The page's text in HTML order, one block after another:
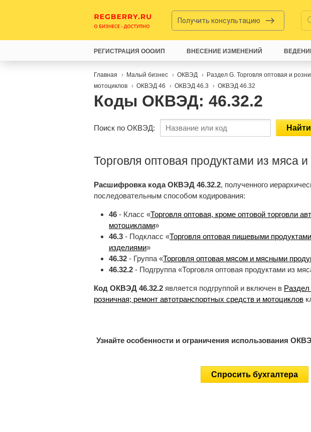
Получить консультацию
Главная Малый бизнес ОКВЭД
Раздел G. Торговля оптовая и
мотоциклов
ОКВЭД 46 ОКВЭД 46.3 ОКВЭД 46.32
Коды ОКВЭД: 46.32.2
Поиск по ОКВЭД: Найти
Торговля оптовая продуктами из мяса
Расшифровка кода ОКВЭД 46.32.2, полученного
последовательным способом кодирования:
46 - Класс «Торговля оптовая, кроме оптовой торговли
мотоциклами»
46.3 - Подкласс «Торговля оптовая пищевыми
изделиями»
46.32 - Группа «Торговля оптовая мясом и мясными
46.32.2 - Подгруппа «Торговля оптовая продуктами из
Код ОКВЭД 46.32.2 является подгруппой и включен в Раздел
розничная; ремонт автотранспортных средств и мотоциклов
Узнайте особенности и ограничения использования
Спросить бухгалтера
РЕГИСТРАЦИЯ ООО/ИП ВНЕСЕНИЕ ИЗМЕНЕНИЙ